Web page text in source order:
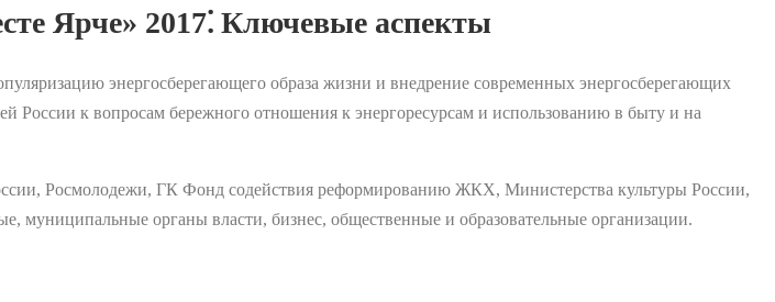
Ярче» 2017⁚ Ключевые аспекты
энергосберегающего образа жизни и внедрение современных энергосберегающих
России к вопросам бережного отношения к энергоресурсам и использованию в быту и на
Росмолодежи, ГК Фонд содействия реформированию ЖКХ, Министерства культуры России,
муниципальные органы власти, бизнес, общественные и образовательные организации.